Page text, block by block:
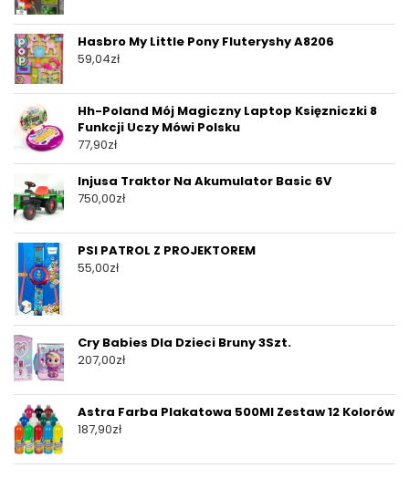
Hasbro My Little Pony Fluteryshy A8206
59,04zł
Hh-Poland Mój Magiczny Laptop Księzniczki 8
Funkcji Uczy Mówi Polsku
77,90zł
Injusa Traktor Na Akumulator Basic 6V
750,00zł
PSI PATROL Z PROJEKTOREM
55,00zł
Cry Babies Dla Dzieci Bruny 3Szt.
207,00zł
Astra Farba Plakatowa 500Ml Zestaw 12 Kolorów
187,90zł